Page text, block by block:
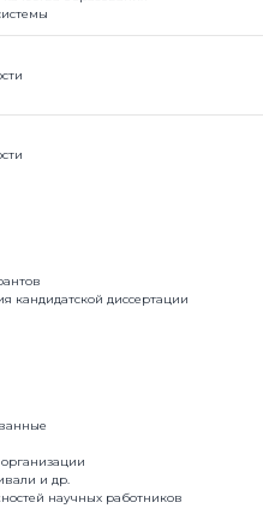
кандидатской диссертации
и др.
научных работников